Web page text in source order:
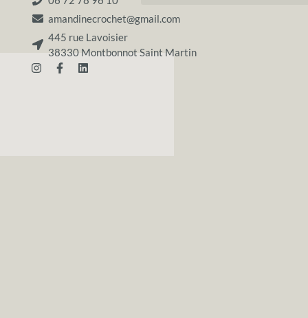
amandinecrochet@gmail.com
445 rue Lavoisier
38330 Montbonnot Saint Martin